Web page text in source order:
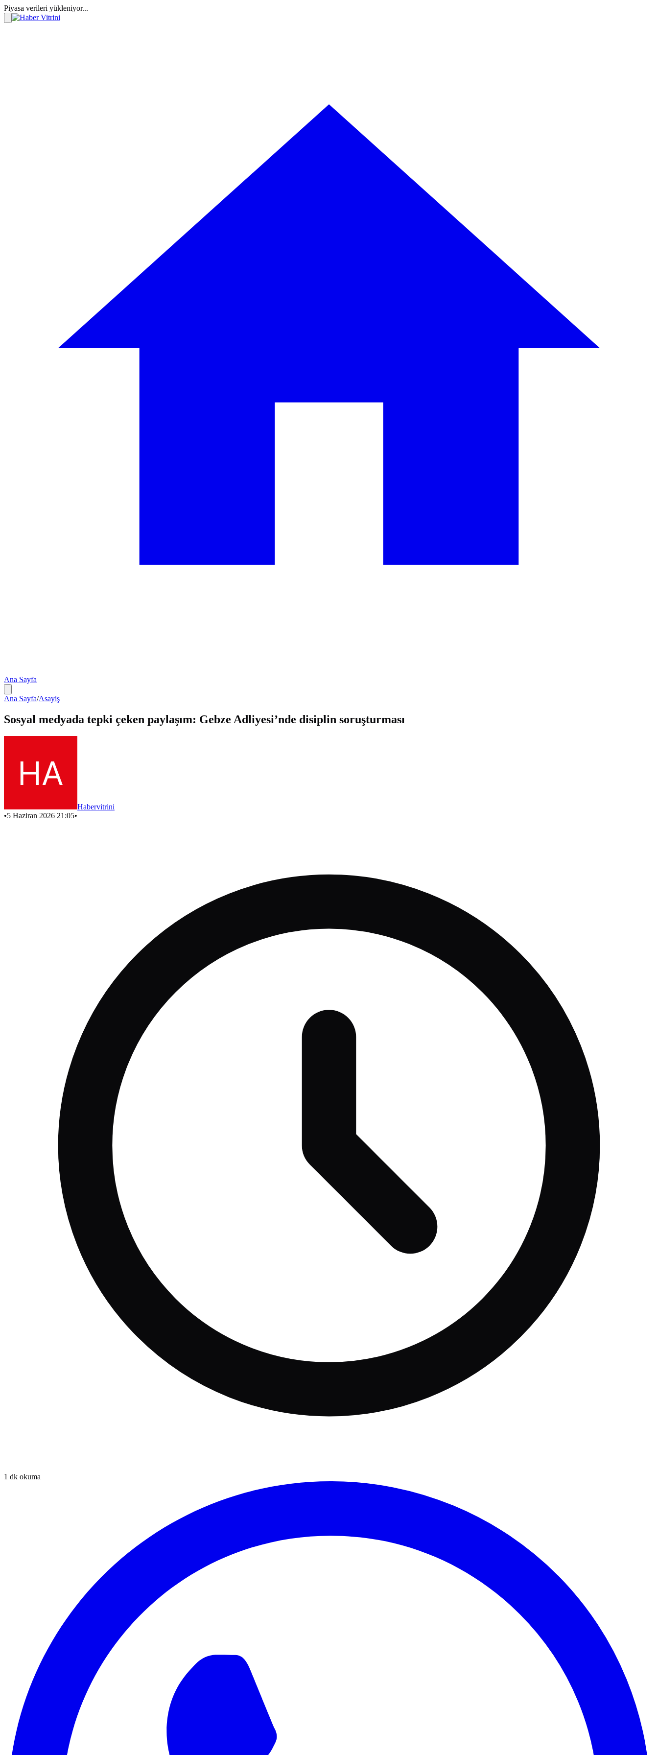
Piyasa verileri yükleniyor...
Ana Sayfa
Ana Sayfa/Asayiş
Sosyal medyada tepki çeken paylaşım: Gebze Adliyesi’nde disiplin soruşturması
Habervitrini
•5 Haziran 2026 21:05•
1 dk okuma